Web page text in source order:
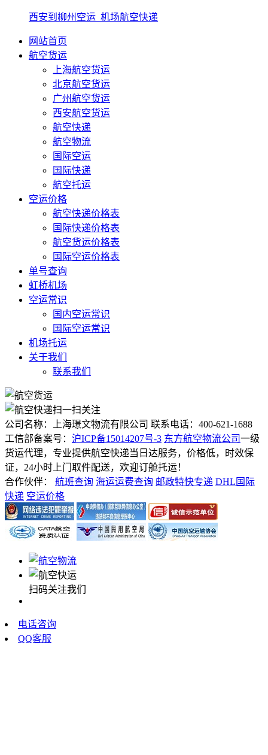
西安到柳州空运_机场航空快递
网站首页
航空货运
上海航空货运
北京航空货运
广州航空货运
西安航空货运
航空快递
航空物流
国际空运
国际快递
航空托运
空运价格
航空快递价格表
国际快递价格表
航空货运价格表
国际空运价格表
单号查询
虹桥机场
空运常识
国内空运常识
国际空运常识
机场托运
关于我们
联系我们
扫一扫关注
公司名称：上海璟文物流有限公司 联系电话：400-621-1688
工信部备案号： 沪ICP备15014207号-3 东方航空物流公司一级
货运代理，专业提供航空快递当日达服务，价格低，时效保
证，24小时上门取件配送，欢迎订舱托运！
合作伙伴： 航班查询 海运运费查询 邮政特快专递 DHL国际
快递 空运价格
扫码关注我们
电话咨询
QQ客服